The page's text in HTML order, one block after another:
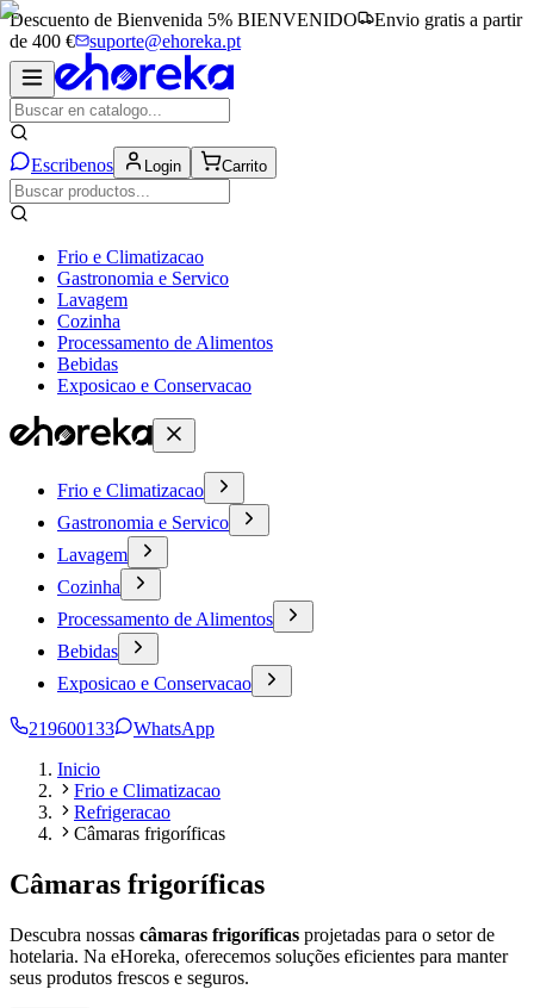
Descuento de Bienvenida 5% BIENVENIDO
Envio gratis a partir
de 400 €
suporte@ehoreka.pt
Escribenos Login Carrito
Frio e Climatizacao
Gastronomia e Servico
Lavagem
Cozinha
Processamento de Alimentos
Bebidas
Exposicao e Conservacao
Frio e Climatizacao
Gastronomia e Servico
Lavagem
Cozinha
Processamento de Alimentos
Bebidas
Exposicao e Conservacao
219600133
WhatsApp
Inicio
Frio e Climatizacao
Refrigeracao
Câmaras frigoríficas
Câmaras frigoríficas
Descubra nossas câmaras frigoríficas projetadas para o setor de
hotelaria. Na eHoreka, oferecemos soluções eficientes para manter
seus produtos frescos e seguros.